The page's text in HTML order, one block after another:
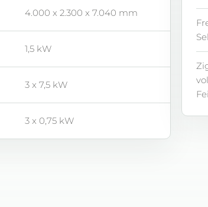
4.000 x 2.300 x 7.040 mm
1,5 kW
3 x 7,5 kW
3 x 0,75 kW